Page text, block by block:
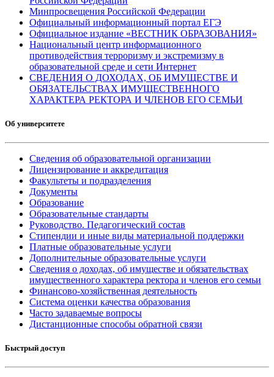
Минпросвещения Российской Федерации
Официальный информационный портал ЕГЭ
Официальное издание «ВЕСТНИК ОБРАЗОВАНИЯ»
Национальный центр информационного
противодействия терроризму и экстремизму в
образовательной среде и сети Интернет
СВЕДЕНИЯ О ДОХОДАХ, ОБ ИМУЩЕСТВЕ И
ОБЯЗАТЕЛЬСТВАХ ИМУЩЕСТВЕННОГО
ХАРАКТЕРА РЕКТОРА И ЧЛЕНОВ ЕГО СЕМЬИ
Об университете
Сведения об образовательной организации
Лицензирование и аккредитация
Факультеты и подразделения
Документы
Образование
Образовательные стандарты
Руководство. Педагогический состав
Стипендии и иные виды материальной поддержки
Платные образовательные услуги
Дополнительные образовательные услуги
Сведения о доходах, об имуществе и обязательствах
имущественного характера ректора и членов его семьи
Финансово-хозяйственная деятельность
Система оценки качества образования
Часто задаваемые вопросы
Дистанционные способы обратной связи
Быстрый доступ